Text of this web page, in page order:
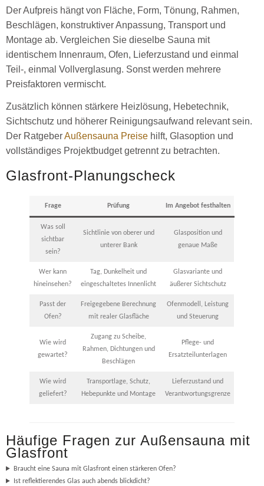
Der Aufpreis hängt von Fläche, Form, Tönung, Rahmen,
Beschlägen, konstruktiver Anpassung, Transport und
Montage ab. Vergleichen Sie dieselbe Sauna mit
identischem Innenraum, Ofen, Lieferzustand und einmal
Teil-, einmal Vollverglasung. Sonst werden mehrere
Preisfaktoren vermischt.
Zusätzlich können stärkere Heizlösung, Hebetechnik,
Sichtschutz und höherer Reinigungsaufwand relevant sein.
Der RatgeberAußensauna Preise hilft, Glasoption und
vollständiges Projektbudget getrennt zu betrachten.
Glasfront-Planungscheck
Frage Prüfung Im Angebot festhalten
Was soll
sichtbar
sein?
Sichtlinie von oberer und
unterer Bank
Glasposition und
genaue Maße
Wer kann
hineinsehen?
Tag, Dunkelheit und
eingeschaltetes Innenlicht
Glasvariante und
äußerer Sichtschutz
Passt der
Ofen?
Freigegebene Berechnung
mit realer Glasfläche
Ofenmodell, Leistung
und Steuerung
Wie wird
gewartet?
Zugang zu Scheibe,
Rahmen, Dichtungen und
Beschlägen
Pflege- und
Ersatzteilunterlagen
Wie wird
geliefert?
Transportlage, Schutz,
Hebepunkte und Montage
Lieferzustand und
Verantwortungsgrenze
Häufige Fragen zur Außensauna mit
Glasfront
Braucht eine Sauna mit Glasfront einen stärkeren Ofen?
Ist reflektierendes Glas auch abends blickdicht?